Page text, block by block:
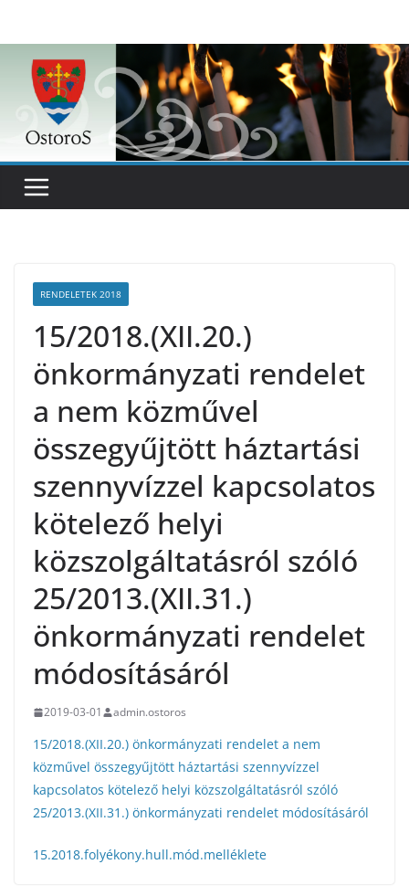
content
RENDELETEK 2018
15/2018.(XII.20.)
önkormányzati rendelet
a nem közművel
összegyűjtött háztartási
szennyvízzel kapcsolatos
kötelező helyi
közszolgáltatásról szóló
25/2013.(XII.31.)
önkormányzati rendelet
módosításáról
2019-03-01 admin.ostoros
15/2018.(XII.20.) önkormányzati rendelet a nem
közművel összegyűjtött háztartási szennyvízzel
kapcsolatos kötelező helyi közszolgáltatásról szóló
25/2013.(XII.31.) önkormányzati rendelet módosításáról
15.2018.folyékony.hull.mód.melléklete